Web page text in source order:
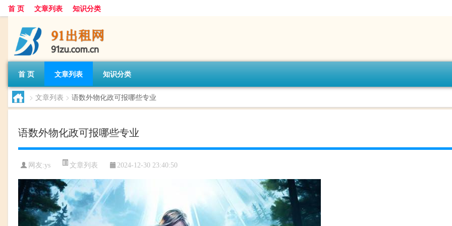
首 页 文章列表 知识分类
首 页 文章列表 知识分类
> 文章列表 > 语数外物化政可报哪些专业
语数外物化政可报哪些专业
网友:ys 文章列表 2024-12-30 23:40:50